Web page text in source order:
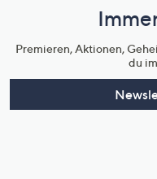
Premieren, Aktionen,
du